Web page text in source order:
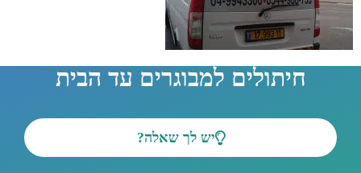
חיתולים למבוגרים עד הבית
יש לך שאלה?